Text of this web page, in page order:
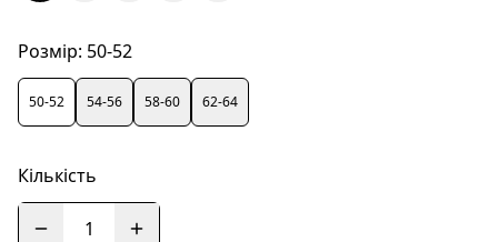
Розмір: 50-52
50-52 54-56 58-60 62-64
Кількість
1